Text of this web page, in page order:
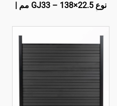
نوع GJ33 – 138×22.5 مم |